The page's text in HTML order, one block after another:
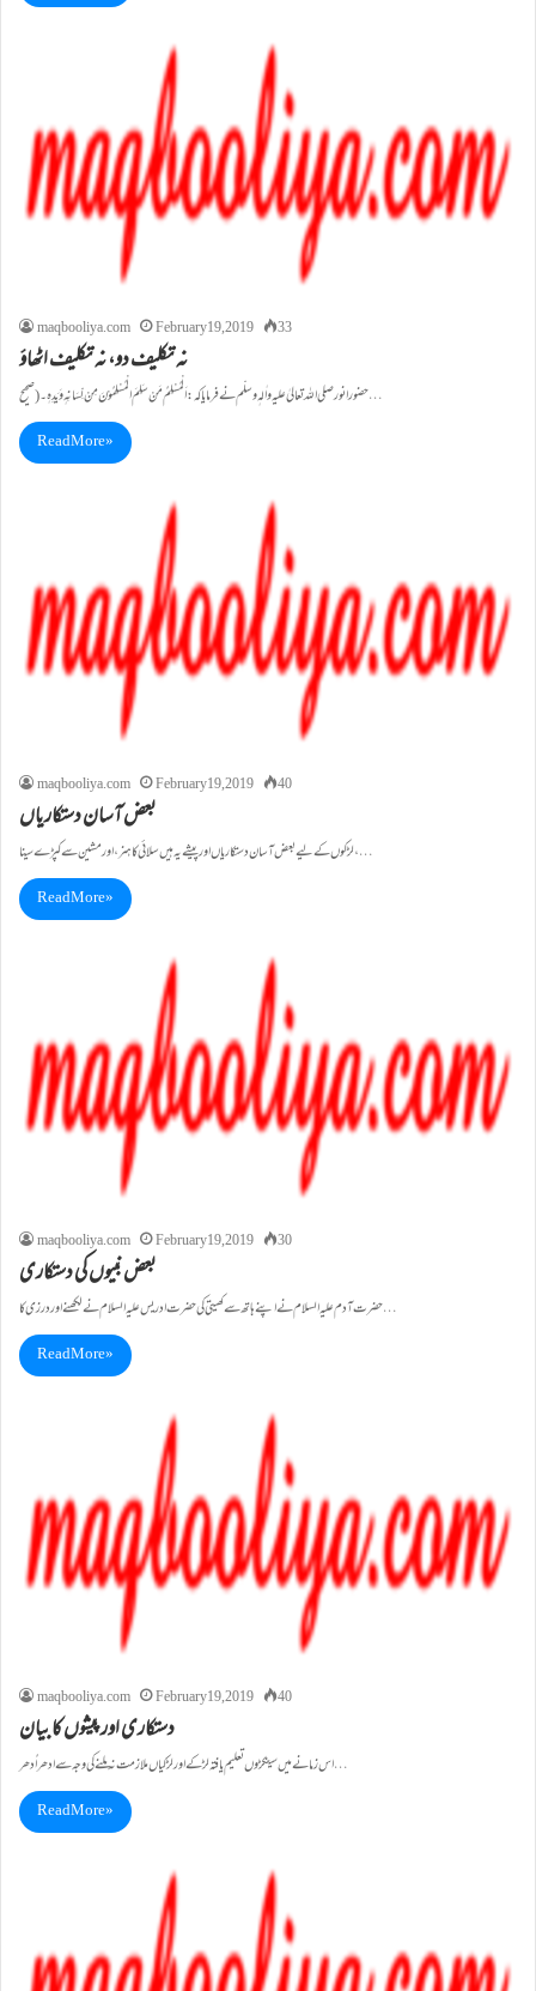
maqbooliya.com February 19, 2019 33
نہ تکلیف دو، نہ تکلیف اٹھاؤ
حضور انورصلی اللہ تعالیٰ علیہ واٰلہٖ وسلّم نے فرمایا کہ: اَلْمُسْلِمُ مَنْ سَلِمَ الْمُسْلِمُوْنَ مِنْ لِّسَانِہٖ وَیَدِہٖ۔ (صحیح…
Read More »
maqbooliya.com February 19, 2019 40
بعض آسان دستکاریاں
لڑکوں کے لیے بعض آسان دستکاریاں اور پیشے یہ ہیں سلائی کا ہنر، اور مشین سے کپڑے سینا،…
Read More »
maqbooliya.com February 19, 2019 30
بعض نبیوں کی دستکاری
حضرت آدم علیہ السلام نے اپنے ہاتھ سے کھیتی کی حضرت ادریس علیہ السلام نے لکھنے اور درزی کا…
Read More »
maqbooliya.com February 19, 2019 40
دستکاری اور پیشوں کا بیان
اس زمانے میں سینکڑوں تعلیم یافتہ لڑکے اور لڑکیا ں ملازمت نہ ملنے کی وجہ سے ادھر اُدھر…
Read More »